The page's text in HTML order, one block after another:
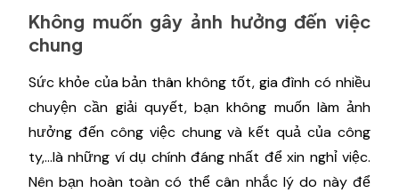
Không muốn gây ảnh hưởng đến việc
chung
Sức khỏe của bản thân không tốt, gia đình có nhiều
chuyện cần giải quyết, bạn không muốn làm ảnh
hưởng đến công việc chung và kết quả của công
ty,...là những ví dụ chính đáng nhất để xin nghỉ việc.
Nên bạn hoàn toàn có thể cân nhắc lý do này để